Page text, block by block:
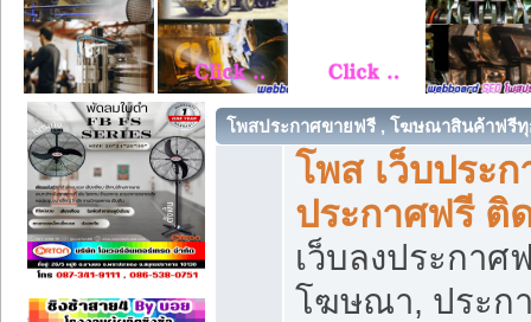
โพสประกาศขายฟรี , โฆษณาสินค้าฟรี
โพส เว็บประก
ประกาศฟรี ติ
เว็บลงประกา
โฆษณา, ประก